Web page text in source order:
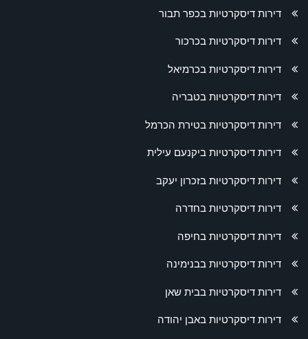
דירות דיסקרטיות בכפר תבור
דירות דיסקרטיות בכרכור
דירות דיסקרטיות בכרמיאל
דירות דיסקרטיות בטבריה
דירות דיסקרטיות בטירת הכרמל
דירות דיסקרטיות ביקנעם עילית
דירות דיסקרטיות בזכרון יעקב
דירות דיסקרטיות בחדרה
דירות דיסקרטיות בחיפה
דירות דיסקרטיות בבנימינה
דירות דיסקרטיות בבית שאן
דירות דיסקרטיות באבן יהודה